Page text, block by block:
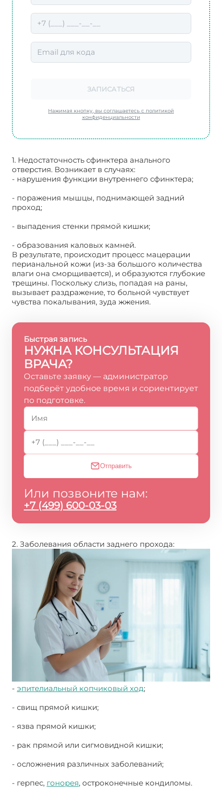
ЗАПИСАТЬСЯ
Нажимая кнопку, вы соглашаетесь с политикой
конфиденциальности
1. Недостаточность сфинктера анального
отверстия. Возникает в случаях:
- нарушения функции внутреннего сфинктера;
- поражения мышцы, поднимающей задний
проход;
- выпадения стенки прямой кишки;
- образования каловых камней.
В результате, происходит процесс мацерации
перианальной кожи (из-за большого количества
влаги она сморщивается), и образуются глубокие
трещины. Поскольку слизь, попадая на раны,
вызывает раздражение, то больной чувствует
чувства покалывания, зуда жжения.
Быстрая запись
НУЖНА КОНСУЛЬТАЦИЯ
ВРАЧА?
Оставьте заявку — администратор
подберёт удобное время и сориентирует
по подготовке.
Отправить
Или позвоните нам:
+7 (499) 600-03-03
2. Заболевания области заднего прохода:
- эпителиальный копчиковый ход;
- свищ прямой кишки;
- язва прямой кишки;
- рак прямой или сигмовидной кишки;
- осложнения различных заболеваний;
- герпес, гонорея, остроконечные кондиломы.